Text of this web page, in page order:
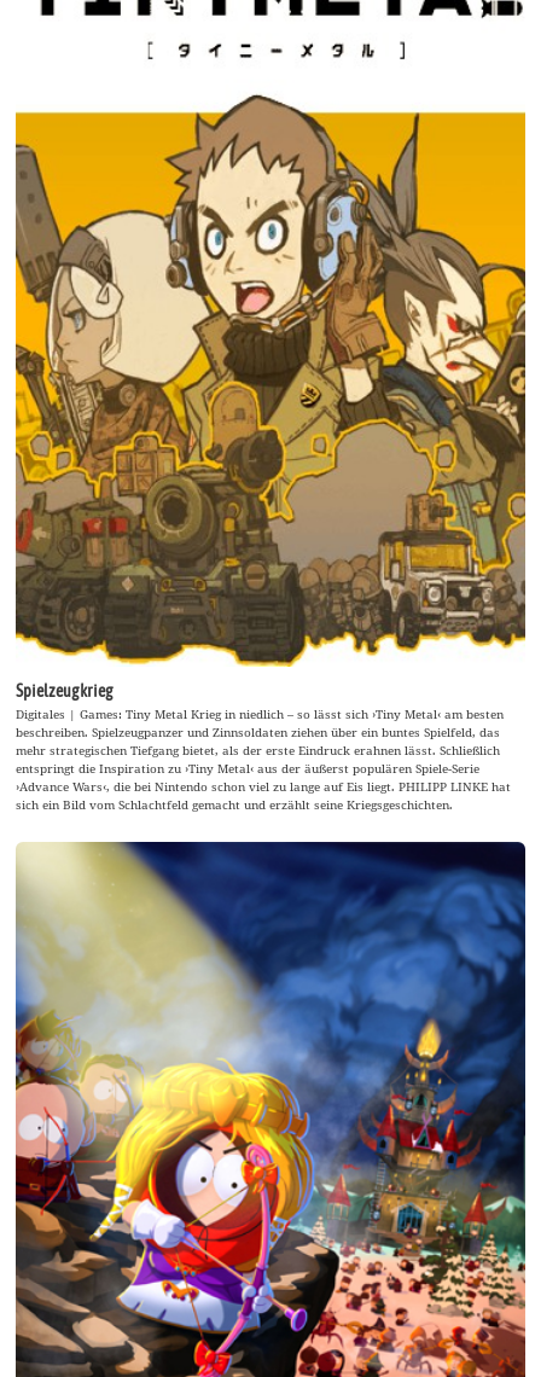
Spielzeugkrieg
Digitales | Games: Tiny Metal Krieg in niedlich – so lässt sich ›Tiny Metal‹ am besten
beschreiben. Spielzeugpanzer und Zinnsoldaten ziehen über ein buntes Spielfeld, das
mehr strategischen Tiefgang bietet, als der erste Eindruck erahnen lässt. Schließlich
entspringt die Inspiration zu ›Tiny Metal‹ aus der äußerst populären Spiele-Serie
›Advance Wars‹, die bei Nintendo schon viel zu lange auf Eis liegt. PHILIPP LINKE hat
sich ein Bild vom Schlachtfeld gemacht und erzählt seine Kriegsgeschichten.